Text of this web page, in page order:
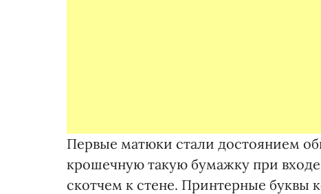
Первые матюки стали достоянием
крошечную такую бумажку при
скотчем к стене. Принтерные буквы